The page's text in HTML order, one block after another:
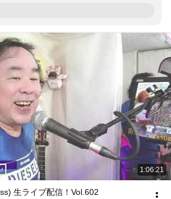
1:06:21
生ライブ配信！Vol.602